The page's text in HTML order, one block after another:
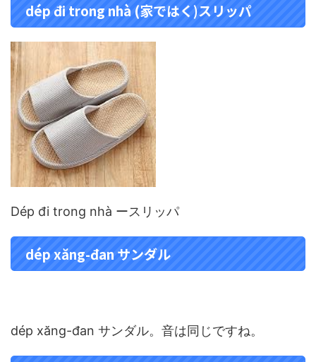
dép đi trong nhà (家ではく)スリッパ
Dép đi trong nhà ースリッパ
dép xăng-đan サンダル
dép xăng-đan サンダル。音は同じですね。